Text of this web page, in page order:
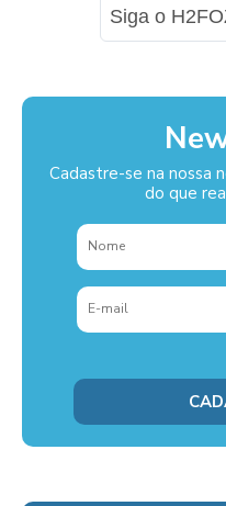
Siga o
Cadastre-se na nossa
do que